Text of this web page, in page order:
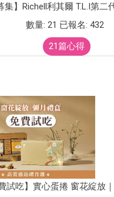
集】Richell利其爾 T.L.I第二
數量: 21 已報名: 432
21篇心得
費試吃】實心蛋捲 窗花綻放